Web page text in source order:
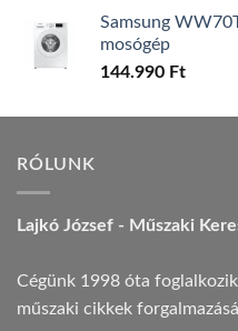
Samsung
mosógép
144.990 Ft
RÓLUNK
Lajkó József - Műszaki
Cégünk 1998 óta
műszaki cikkek